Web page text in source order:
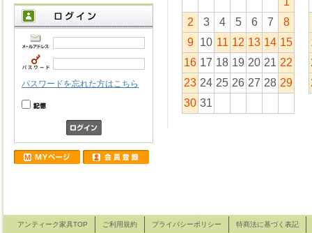
パスワードを忘れた方はこちら
2
3 4 5 6 7
8
9
10 11 12 13 14 15
16 17 18 19 20 21 22
23 24 25 26 27 28 29
30 31
アンティーク家具TOP ご利用規約 プライバシーポリシー 特商法に基づく表記